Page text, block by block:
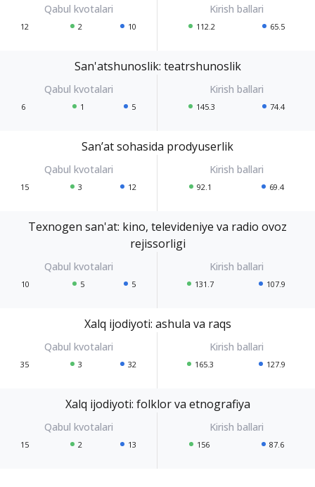
12 2 10 112.2 65.5
San'atshunoslik: teatrshunoslik
6 1 5 145.3 74.4
San’at sohasida prodyuserlik
15 3 12 92.1 69.4
Texnogen san'at: kino, televideniye va radio ovoz
rejissorligi
10 5 5 131.7 107.9
Xalq ijodiyoti: ashula va raqs
35 3 32 165.3 127.9
Xalq ijodiyoti: folklor va etnografiya
15 2 13 156 87.6